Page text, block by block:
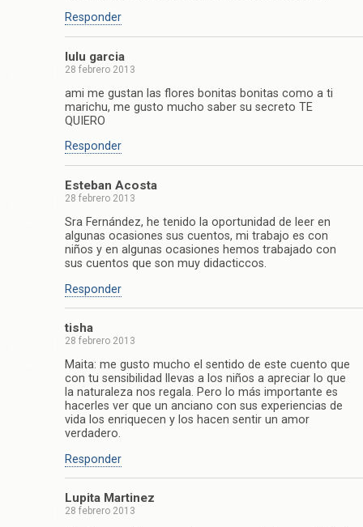
Responder
lulu garcia
28 febrero 2013
ami me gustan las flores bonitas bonitas como a ti
marichu, me gusto mucho saber su secreto TE
QUIERO
Responder
Esteban Acosta
28 febrero 2013
Sra Fernández, he tenido la oportunidad de leer en
algunas ocasiones sus cuentos, mi trabajo es con
niños y en algunas ocasiones hemos trabajado con
sus cuentos que son muy didacticcos.
Responder
tisha
28 febrero 2013
Maita: me gusto mucho el sentido de este cuento que
con tu sensibilidad llevas a los niños a apreciar lo que
la naturaleza nos regala. Pero lo más importante es
hacerles ver que un anciano con sus experiencias de
vida los enriquecen y los hacen sentir un amor
verdadero.
Responder
Lupita Martinez
28 febrero 2013